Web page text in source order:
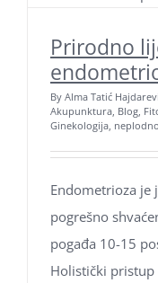
Prirodno
By Alma Tatić
Akupunktura, Blog,
Ginekologija,
Endometrioza je
pogrešno
pogađa 10-15
Holistički